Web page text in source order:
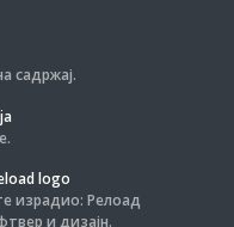
садржај.
израдио: Релоад
и дизајн.